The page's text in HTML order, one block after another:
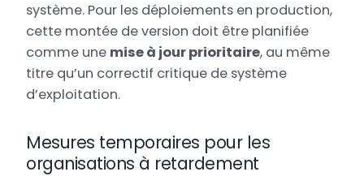
système. Pour les déploiements en production,
cette montée de version doit être planifiée
comme une mise à jour prioritaire, au même
titre qu’un correctif critique de système
d’exploitation.
Mesures temporaires pour les
organisations à retardement